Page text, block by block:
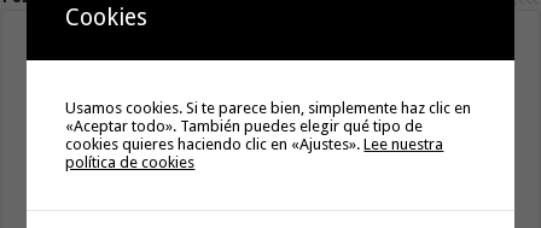
Cookies
Usamos cookies. Si te parece bien, simplemente haz clic en
«Aceptar todo». También puedes elegir qué tipo de
cookies quieres haciendo clic en «Ajustes».Lee nuestra
política de cookies